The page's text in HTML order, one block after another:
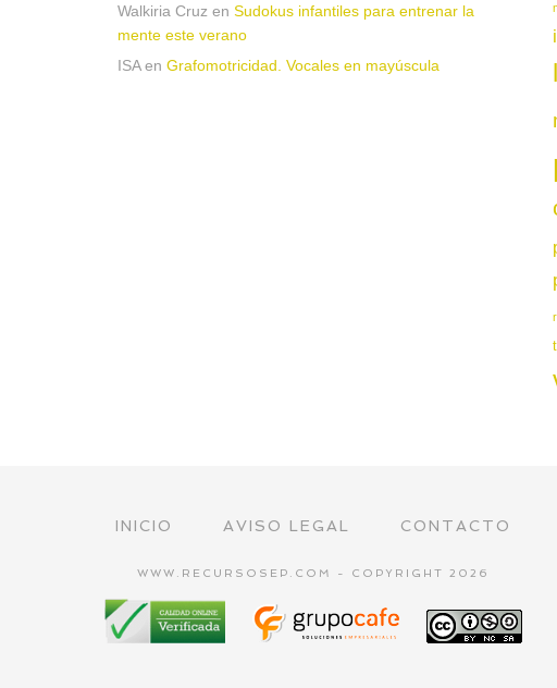
Walkiria Cruz en Sudokus infantiles para entrenar la
mente este verano
ISAen Grafomotricidad. Vocales en mayúscula
INICIO AVISO LEGAL CONTACTO
WWW.RECURSOSEP.COM - COPYRIGHT 2026